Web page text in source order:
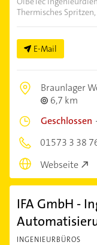
Thermisches
E-Mail
Braunlager
6,7 km
Geschlossen
01573 3 38
Webseite
IFA GmbH -
INGENIEURBÜROS